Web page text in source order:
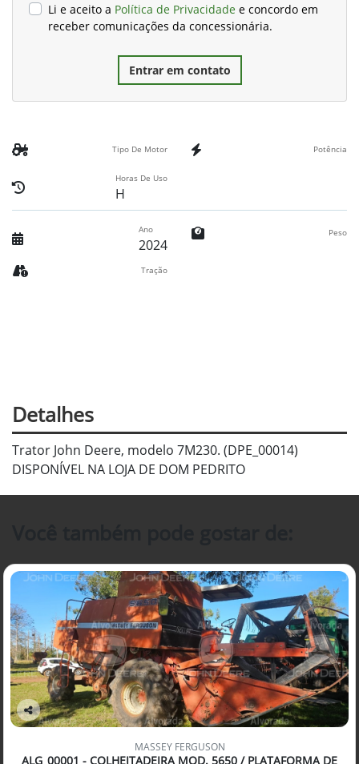
Li e aceito a Política de Privacidade e concordo em
receber comunicações da concessionária.
Entrar em contato
Tipo De Motor Potência
Horas De Uso
H
Ano
2024
Peso
Tração
Detalhes
Trator John Deere, modelo 7M230. (DPE_00014)
DISPONÍVEL NA LOJA DE DOM PEDRITO
Co
arti
MASSEY FERGUSON
ALG_00001 - COLHEITADEIRA MOD. 5650 / PLATAFORMA DE